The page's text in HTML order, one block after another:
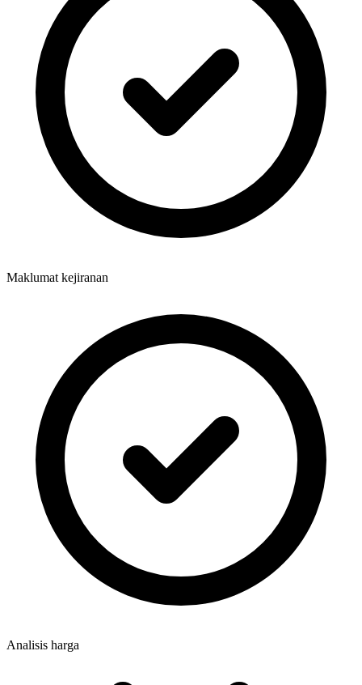
Maklumat kejiranan
Analisis harga